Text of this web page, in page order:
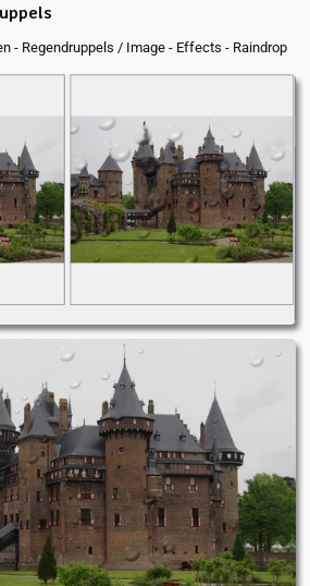
- Regendruppels / Image - Effects - Raindrop